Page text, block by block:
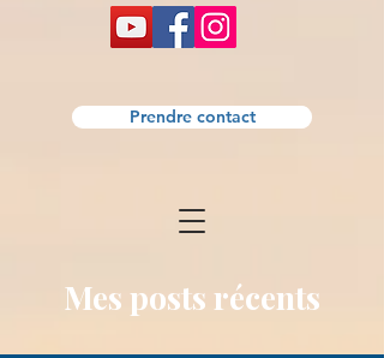
Prendre contact
Mes posts récents